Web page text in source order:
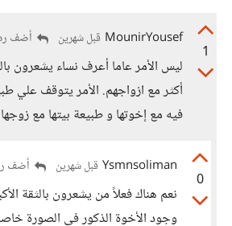
1
MounirYousef قبل شهرين أضف
ليس الأمر عاما أعرف نساء يشعرون
أكثر مع ازواجهم. الأمر يتوقف علي
فيه مع إخوتها و طبيعة بيتها مع
0
Ysmnsoliman قبل شهرين أضف
نعم هناك فعلاً من يشعرون بالثقة
وجود الأخوة الذكور في الصورة